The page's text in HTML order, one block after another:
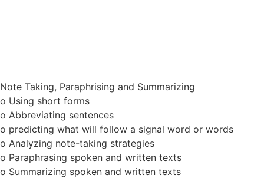
Note Taking, Paraphrising and Summarizing
o Using short forms
o Abbreviating sentences
o predicting what will follow a signal word or words
o Analyzing note-taking strategies
o Paraphrasing spoken and written texts
o Summarizing spoken and written texts